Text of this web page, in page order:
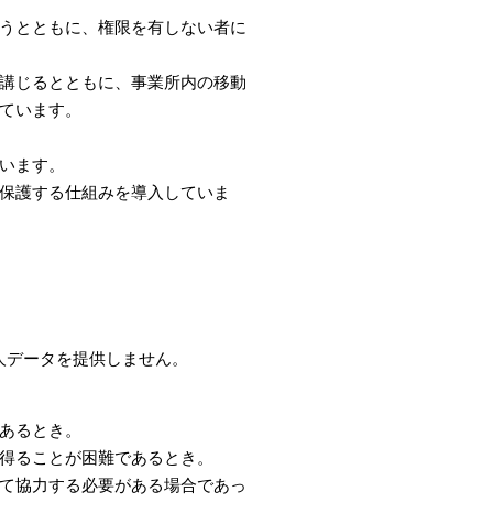
とともに、権限を有しない者に
じるとともに、事業所内の移動
います。
ます。
護する仕組みを導入していま
ータを提供しません。
るとき。
ことが困難であるとき。
協力する必要がある場合であっ